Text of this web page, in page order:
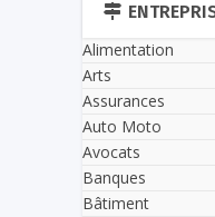
Alimentation
Arts
Assurances
Auto Moto
Avocats
Banques
Bâtiment